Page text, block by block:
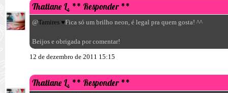
Thatiane L. ** Responder **
@Tamires ♥Fica só um brilho neon, é legal pra quem gosta! ^^
Beijos e obrigada por comentar!
12 de dezembro de 2011 15:15
Thatiane L. ** Responder **